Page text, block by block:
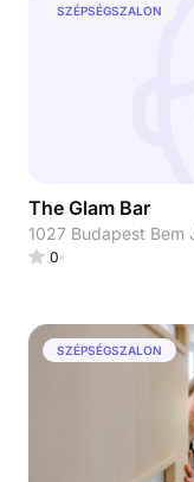
SZÉPSÉGSZALON
The Glam Bar
1027 Budapest Bem
0
SZÉPSÉGSZALON